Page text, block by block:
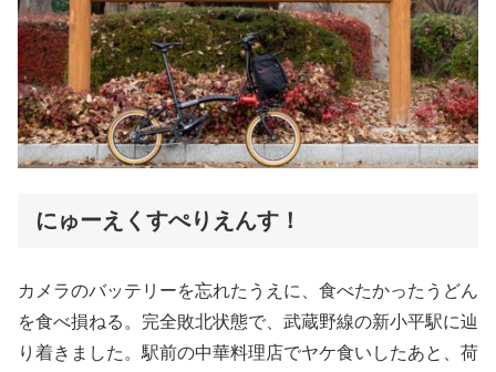
にゅーえくすぺりえんす！
カメラのバッテリーを忘れたうえに、食べたかったうどん
を食べ損ねる。完全敗北状態で、武蔵野線の新小平駅に辿
り着きました。駅前の中華料理店でヤケ食いしたあと、荷